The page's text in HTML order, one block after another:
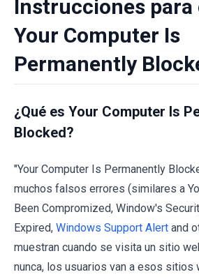
Instrucciones
Your Computer Is
Permanently
¿Qué es Your Computer Is
Blocked?
"Your Computer Is Permanently
muchos falsos errores (similares a
Been Compromized, Window's
Expired, Windows Support Alert and
muestran cuando se visita un sitio
nunca, los usuarios van a esos sitios